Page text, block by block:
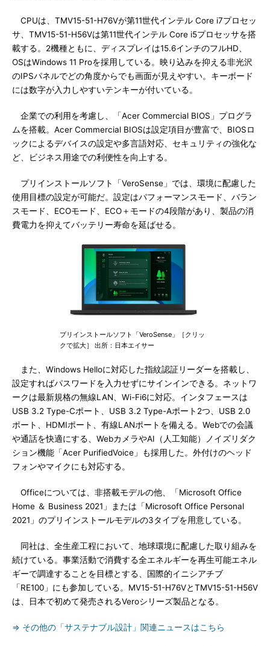
CPUは、TMV15-51-H76Vが第11世代インテル Core i7プロセッ
サ、TMV15-51-H56Vは第11世代インテル Core i5プロセッサを搭
載する。2機種ともに、ディスプレイは15.6インチのフルHD、
OSはWindows 11 Proを採用している。映り込みを抑える非光沢
のIPSパネルでどの角度からでも画面が見えやすい。キーボード
には数字が入力しやすいテンキーが付いている。
企業での利用を考慮し、「Acer Commercial BIOS」プログラ
ムを搭載。Acer Commercial BIOSは設定項目が豊富で、BIOSロ
ックによるデバイスの設定や多言語対応、セキュリティの強化な
ど、ビジネス用途での利便性を向上する。
プリインストールソフト「VeroSense」では、環境に配慮した
使用目標の設定が可能だ。設定はパフォーマンスモード、バラン
スモード、ECOモード、ECO＋モードの4段階があり、製品の消
費電力を抑えてバッテリー寿命を延ばせる。
プリインストールソフト「VeroSense」［クリッ
クで拡大］ 出所：日本エイサー
また、Windows Helloに対応した指紋認証リーダーを搭載し、
設定すればパスワードを入力せずにサインインできる。ネットワ
ークは最新規格の無線LAN、Wi-Fi6に対応。インタフェースは
USB 3.2 Type-Cポート、USB 3.2 Type-Aポート2つ、USB 2.0
ポート、HDMIポート、有線LANポートを備える。Webでの会議
や通話を快適にする、WebカメラやAI（人工知能）ノイズリダク
ション機能「Acer PurifiedVoice」も採用した。外付けのヘッド
フォンやマイクにも対応する。
Officeについては、非搭載モデルの他、「Microsoft Office
Home ＆ Business 2021」または「Microsoft Office Personal
2021」のプリインストールモデルの3タイプを用意している。
同社は、全生産工程において、地球環境に配慮した取り組みを
続けている。事業活動で消費する全エネルギーを再生可能エネル
ギーで調達することを目標とする、国際的イニシアチブ
「RE100」にも参加している。MV15-51-H76VとTMV15-51-H56V
は、日本で初めて発売されるVeroシリーズ製品となる。
⇒ その他の「サステナブル設計」関連ニュースはこちら